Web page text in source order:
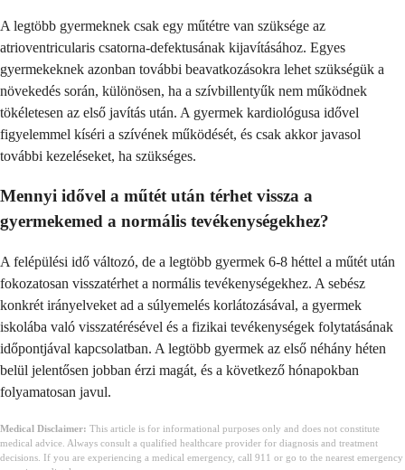
A legtöbb gyermeknek csak egy műtétre van szüksége az
atrioventricularis csatorna-defektusának kijavításához. Egyes
gyermekeknek azonban további beavatkozásokra lehet szükségük a
növekedés során, különösen, ha a szívbillentyűk nem működnek
tökéletesen az első javítás után. A gyermek kardiológusa idővel
figyelemmel kíséri a szívének működését, és csak akkor javasol
további kezeléseket, ha szükséges.
Mennyi idővel a műtét után térhet vissza a
gyermekemed a normális tevékenységekhez?
A felépülési idő változó, de a legtöbb gyermek 6-8 héttel a műtét után
fokozatosan visszatérhet a normális tevékenységekhez. A sebész
konkrét irányelveket ad a súlyemelés korlátozásával, a gyermek
iskolába való visszatérésével és a fizikai tevékenységek folytatásának
időpontjával kapcsolatban. A legtöbb gyermek az első néhány héten
belül jelentősen jobban érzi magát, és a következő hónapokban
folyamatosan javul.
Medical Disclaimer: This article is for informational purposes only and does not constitute
medical advice. Always consult a qualified healthcare provider for diagnosis and treatment
decisions. If you are experiencing a medical emergency, call 911 or go to the nearest emergency